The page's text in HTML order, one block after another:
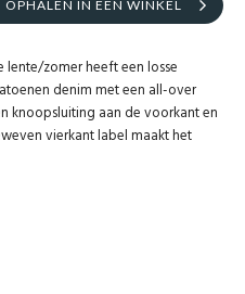
OPHALEN IN EEN WINKEL
zomer heeft een losse
denim met een all-over
knoopsluiting aan de voorkant en
vierkant label maakt het